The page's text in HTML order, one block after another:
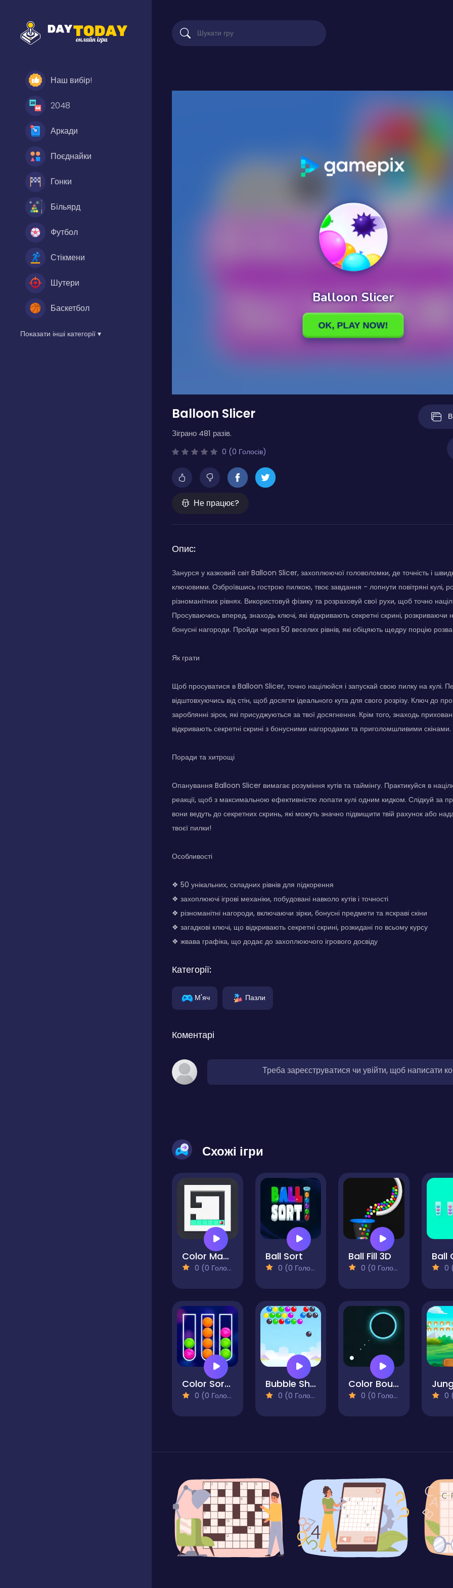
Наш вибір!
2048
Аркади
Поєднайки
Гонки
Більярд
Футбол
Стікмени
Шутери
Баскетбол
Показати інші категорії ▾
Balloon Slicer
Зіграно 481 разів.
0 (0 Голосів)
Не працює?
Опис:
Занурся у казковий світ Balloon Slicer, захоплюючої головоломки, де точність і
ключовими. Озброївшись гострою пилкою, твоє завдання - лопнути повітряні кулі,
різноманітних рівнях. Використовуй фізику та розраховуй свої рухи, щоб точно
Просуваючись вперед, знаходь ключі, які відкривають секретні скрині, розкриваючи
бонусні нагороди. Пройди через 50 веселих рівнів, які обіцяють щедру порцію
Як грати
Щоб просуватися в Balloon Slicer, точно націлюйся і запускай свою пилку на кулі.
відштовхуючись від стін, щоб досягти ідеального кута для свого розрізу. Ключ до
зароблянні зірок, які присуджуються за твої досягнення. Крім того, знаходь
відкривають секретні скрині з бонусними нагородами та приголомшливими скінами.
Поради та хитрощі
Опанування Balloon Slicer вимагає розуміння кутів та таймінгу. Практикуйся в
реакції, щоб з максимальною ефективністю лопати кулі одним кидком. Слідкуй за
вони ведуть до секретних скринь, які можуть значно підвищити твій рахунок або
твоєї пилки!
Особливості
❖ 50 унікальних, складних рівнів для підкорення
❖ захоплюючі ігрові механіки, побудовані навколо кутів і точності
❖ різноманітні нагороди, включаючи зірки, бонусні предмети та яскраві скіни
❖ загадкові ключі, що відкривають секретні скрині, розкидані по всьому курсу
❖ жвава графіка, що додає до захоплюючого ігрового досвіду
Категорії:
М'яч Пазли
Коментарі
Треба зареєструватися чи увійти, щоб написати
Схожі ігри
Color Maze Puzzle
0 (0 Голосів)
Ball Sort
0 (0 Голосів)
Ball Fill 3D
0 (0 Голосів) 0
Color Sort Mania
0 (0 Голосів)
Bubble Shooter Blast Master
0 (0 Голосів)
Color Bouncer Puzzle
0 (0 Голосів) 0